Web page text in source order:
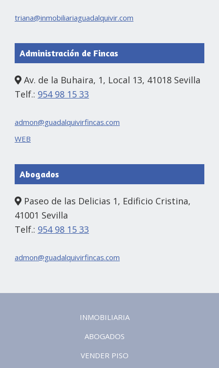
triana@inmobiliariaguadalquivir.com
Administración de Fincas
Av. de la Buhaira, 1, Local 13, 41018 Sevilla
Telf.: 954 98 15 33
admon@guadalquivirfincas.com
WEB
Abogados
Paseo de las Delicias 1, Edificio Cristina,
41001 Sevilla
Telf.: 954 98 15 33
admon@guadalquivirfincas.com
INMOBILIARIA
ABOGADOS
VENDER PISO